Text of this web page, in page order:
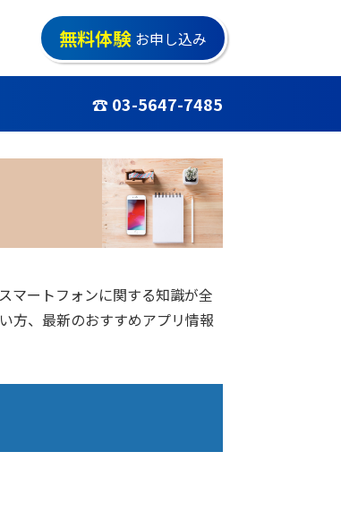
無料体験 お申し込み
☎ 03-5647-7485
マートフォンに関する知識が全
方、最新のおすすめアプリ情報